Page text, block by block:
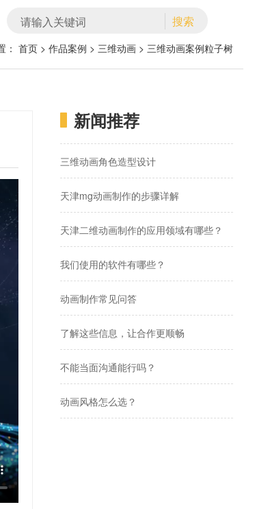
搜索
： 首页 > 作品案例 > 三维动画 > 三维动画案例粒子树
新闻推荐
三维动画角色造型设计
天津mg动画制作的步骤详解
天津二维动画制作的应用领域有哪些？
我们使用的软件有哪些？
动画制作常见问答
了解这些信息，让合作更顺畅
不能当面沟通能行吗？
动画风格怎么选？